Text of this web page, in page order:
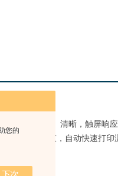
您的
界面内容丰富、清晰，触屏响
机，测定结束，自动快速打